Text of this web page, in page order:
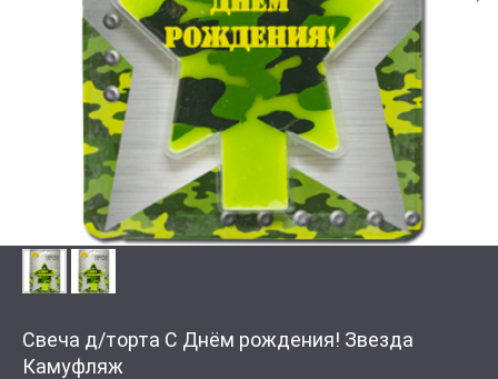
Свеча д/торта С Днём рождения! Звезда
Камуфляж